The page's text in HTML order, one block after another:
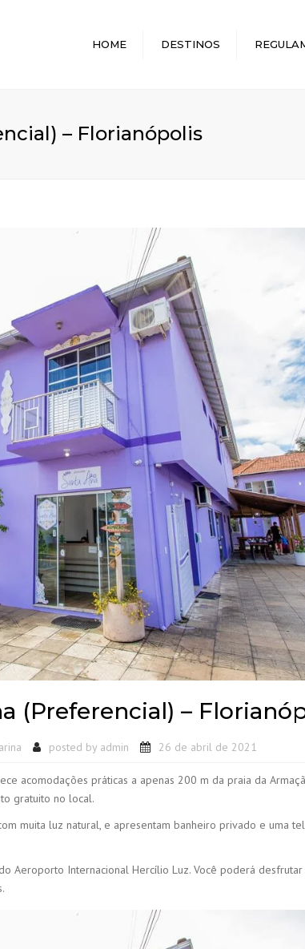
HOME DESTINOS
– Florianópolis
(Preferencial) –
posted by admin 26 de abril de 2021
acomodações práticas a apenas 200 m da praia da
gratuito no local.
muita luz natural, e apresentam banheiro privado e uma
Aeroporto Internacional Hercílio Luz. Você poderá